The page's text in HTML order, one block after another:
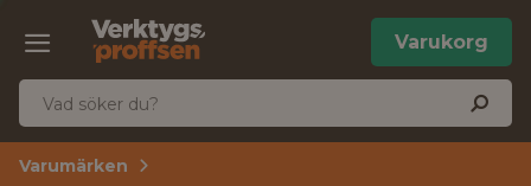
Varukorg
Varumärken